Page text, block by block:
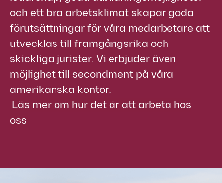
och ett bra arbetsklimat skapar goda
förutsättningar för våra medarbetare att
utvecklas till framgångsrika och
skickliga jurister. Vi erbjuder även
möjlighet till secondment på våra
amerikanska kontor.
Läs mer om hur det är att arbeta hos
oss